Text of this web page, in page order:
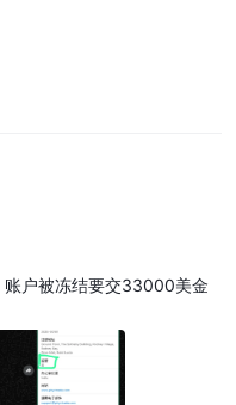
账户被冻结要交33000美金